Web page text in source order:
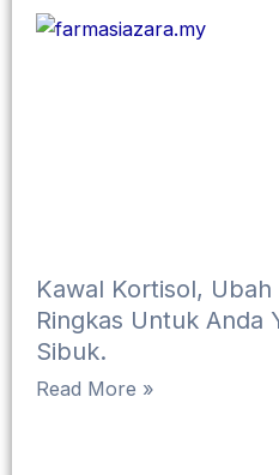
Kawal Kortisol,
Ringkas Untuk Anda
Sibuk.
Read More »